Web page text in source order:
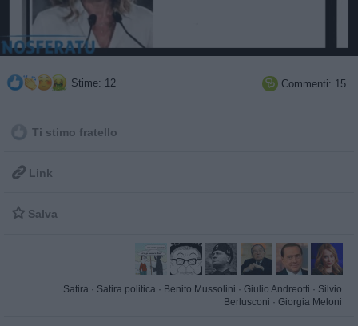
Stime: 12  Commenti: 15
Ti stimo fratello
 Link
 Salva
Satira · Satira politica · Benito Mussolini · Giulio Andreotti · Silvio
Berlusconi · Giorgia Meloni